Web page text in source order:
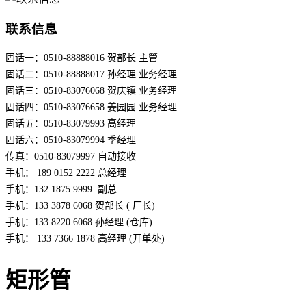
联系信息
固话一：0510-88888016 贺部长 主管
固话二：0510-88888017 孙经理 业务经理
固话三：0510-83076068 贺庆镇 业务经理
固话四：0510-83076658 姜园园 业务经理
固话五：0510-83079993 高经理
固话六：0510-83079994 季经理
传真：0510-83079997 自动接收
手机： 189 0152 2222 总经理
手机：132 1875 9999  副总
手机：133 3878 6068 贺部长 ( 厂长)
手机：133 8220 6068 孙经理 (仓库)
手机： 133 7366 1878 高经理 (开单处)
矩形管